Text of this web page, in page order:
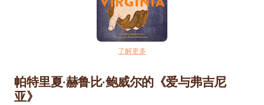
了解更多
帕特里夏·赫鲁比·鲍威尔的《爱与弗吉尼
亚》